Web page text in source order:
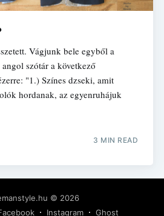
Vágjunk bele egyből a
szótár a következő
"1.) Színes dzseki, amit
hordanak, az egyenruhájuk
3 MIN READ
© 2026
Instagram Ghost